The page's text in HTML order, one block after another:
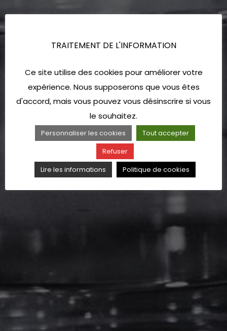
TRAITEMENT DE L'INFORMATION
Ce site utilise des cookies pour améliorer votre
expérience. Nous supposerons que vous êtes
d'accord, mais vous pouvez vous désinscrire si vous
le souhaitez.
Personnaliser les cookies
Tout accepter
Refuser
Lire les informations
Politique de cookies